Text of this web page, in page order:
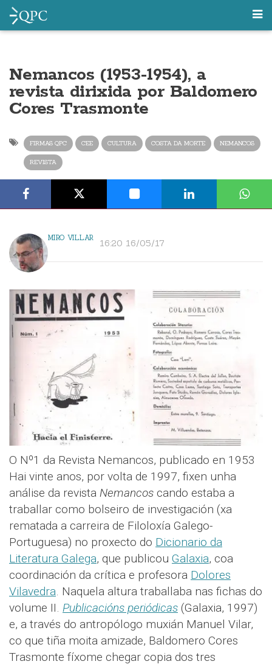
Nemancos (1953-1954), a
revista dirixida por Baldomero
Cores Trasmonte
FIRMAS QPC CEE CULTURA COSTA DA MORTE NEMANCOS
REVISTA
MIRO VILLAR 16:20 16/05/17
O Nº1 da Revista Nemancos, publicado en 1953
Hai vinte anos, por volta de 1997, fixen unha
análise da revista Nemancos cando estaba a
traballar como bolseiro de investigación (xa
rematada a carreira de Filoloxía Galego-
Portuguesa) no proxecto do Dicionario da
Literatura Galega, que publicou Galaxia, coa
coordinación da crítica e profesora Dolores
Vilavedra . Naquela altura traballaba nas fichas do
volume II. Publicacións periódicas (Galaxia, 1997)
e, a través do antropólogo muxián Manuel Vilar,
co que tiña moita amizade, Baldomero Cores
Trasmonte fíxome chegar copia dos tres